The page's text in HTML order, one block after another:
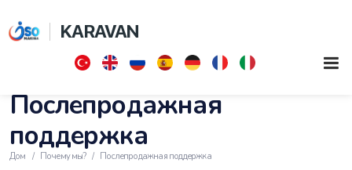
KARAVAN
Послепродажная
поддержка
Дом Почему мы? Послепродажная поддержка